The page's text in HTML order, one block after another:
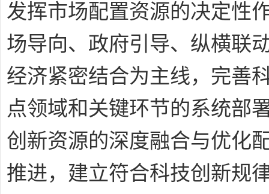
发挥市场配置资源的决定性
场导向、政府引导、纵横联
经济紧密结合为主线，完善
点领域和关键环节的系统部
创新资源的深度融合与优化
推进，建立符合科技创新规